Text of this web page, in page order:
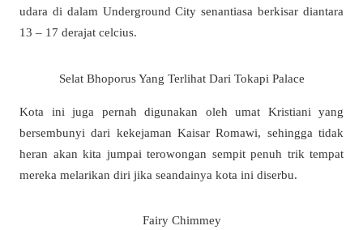
udara di dalam Underground City senantiasa berkisar diantara
13 – 17 derajat celcius.
Selat Bhoporus Yang Terlihat Dari Tokapi Palace
Kota ini juga pernah digunakan oleh umat Kristiani yang
bersembunyi dari kekejaman Kaisar Romawi, sehingga tidak
heran akan kita jumpai terowongan sempit penuh trik tempat
mereka melarikan diri jika seandainya kota ini diserbu.
Fairy Chimmey